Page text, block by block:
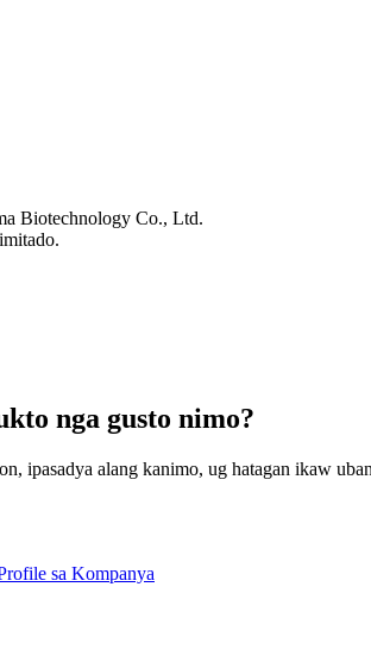
Biotechnology Co., Ltd.
nga gusto nimo?
ipasadya alang kanimo, ug hatagan ikaw
sa Kompanya